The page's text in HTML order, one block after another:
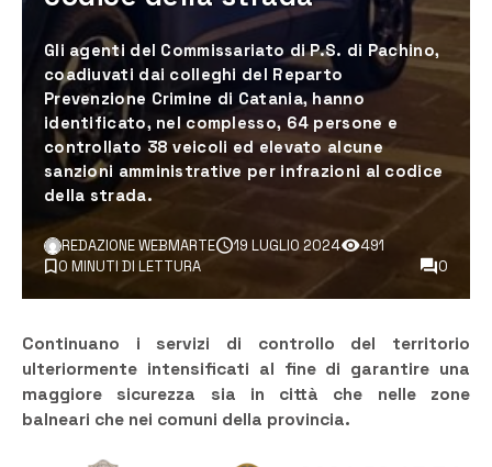
Gli agenti del Commissariato di P.S. di Pachino,
coadiuvati dai colleghi del Reparto
Prevenzione Crimine di Catania, hanno
identificato, nel complesso, 64 persone e
controllato 38 veicoli ed elevato alcune
sanzioni amministrative per infrazioni al codice
della strada.
REDAZIONE WEBMARTE 19 LUGLIO 2024
491
0 MINUTI DI LETTURA
0
Continuano i servizi di controllo del territorio
ulteriormente intensificati al fine di garantire una
maggiore sicurezza sia in città che nelle zone
balneari che nei comuni della provincia.